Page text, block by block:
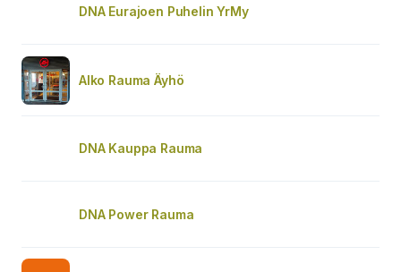
DNA Eurajoen Puhelin YrMy
Alko Rauma Äyhö
DNA Kauppa Rauma
DNA Power Rauma